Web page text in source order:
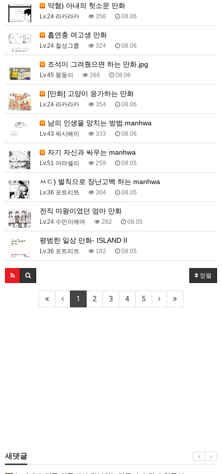
약혐) 아내의 헛소문 만화
Lv.24 라카라카 356 08.06
흡연충 여고생 만화
Lv.24 칠성그룹 324 08.06
조석이 그려줬으면 하는 만화.jpg
Lv.45 몽둥이 266 08.06
[만화] 고양이 응가하는 만화
Lv.24 라카라카 354 08.06
남의 인생을 망치는 방법.manhwa
Lv.43 픽시베이 333 08.06
자기 자신과 싸우는 manhwa
Lv.51 아라셀리 259 08.05
ㅆㄷ) 벌칙으로 장난고백 하는 manhwa
Lv.36 포트리쯔 304 08.05
전직 마왕이였던 엄마 만화
Lv.24 수민이에여 282 08.05
평범한 일상 만화- ISLAND II
Lv.36 포트리쯔 182 08.05
정렬
1 2 3 4 5
새댓글